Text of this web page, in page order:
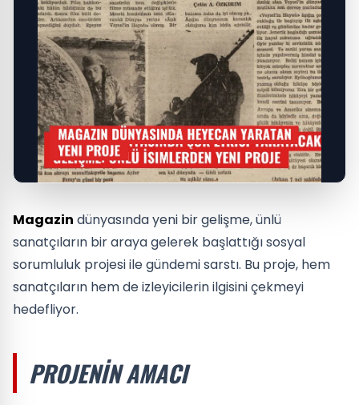
Magazin dünyasında yeni bir gelişme, ünlü
sanatçıların bir araya gelerek başlattığı sosyal
sorumluluk projesi ile gündemi sarstı. Bu proje, hem
sanatçıların hem de izleyicilerin ilgisini çekmeyi
hedefliyor.
PROJENIN AMACI